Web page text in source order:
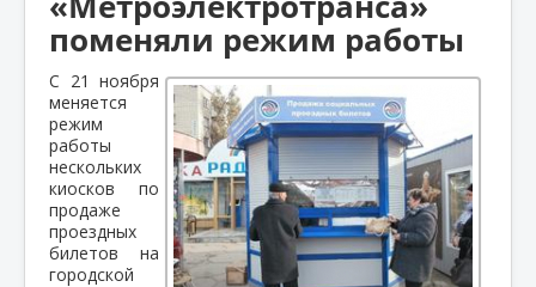
поменяли режим работы
С 21 ноября
меняется
режим
работы
нескольких
киосков по
продаже
проездных
билетов на
городской